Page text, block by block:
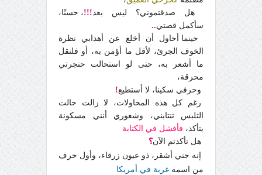
هل صدقتموني؟ ليس بعد!!!، حسنًا،
سأكمل قصتي..
حينما أحاول أن أخلع عن أهدابي نظرة
الخوف الجرئ، لأقل ما أؤمن به، أو فلنقل
ما أشعر به، حتى لو استحالت حنجرتي
محرقة،
وحرفي سكينا، لا أستطيع!
رغم كل هذه المحاولات، لا زالت حالت
التلبس تنتابني، وشعوري أنني مسكونة
يتأكد، فأفشل في الكتابة
هل تأكدتم الآن؟
إنه جني أشقر، ذو عيون زرقاء، وأول حرف
من اسمه غربة في أمريكا